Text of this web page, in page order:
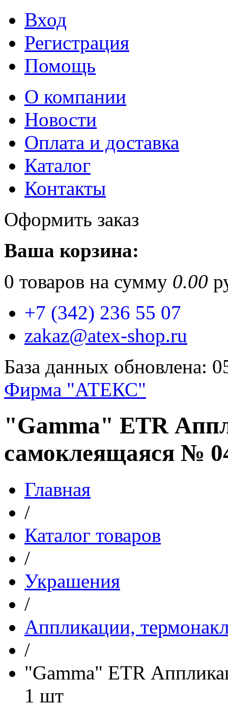
Вход
Регистрация
Помощь
О компании
Новости
Оплата и доставка
Каталог
Контакты
Оформить заказ
Ваша корзина:
0 товаров на сумму 0.00
+7 (342) 236 55 07
zakaz@atex-shop.ru
База данных обновлена:
Фирма "АТЕКС"
"Gamma" ETR
самоклеящаяся №
Главная
/
Каталог товаров
/
Украшения
/
Аппликации,
/
"Gamma" ETR
1 шт